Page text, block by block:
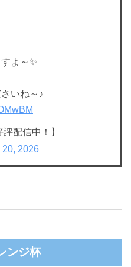
よ～✨️
いね～♪
配信中！】
20, 2026
ンジ杯